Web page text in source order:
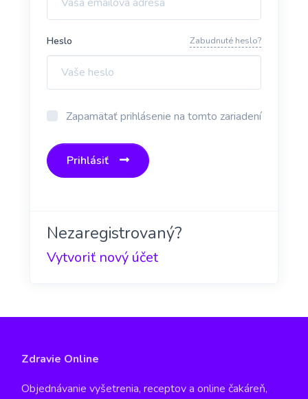
Heslo Zabudnuté heslo?
Zapamätať prihlásenie na tomto zariadení
Prihlásiť
Nezaregistrovaný?
Vytvoriť nový účet
Zdravie Online
Objednávanie vyšetrenia, receptov a online čakáreň,